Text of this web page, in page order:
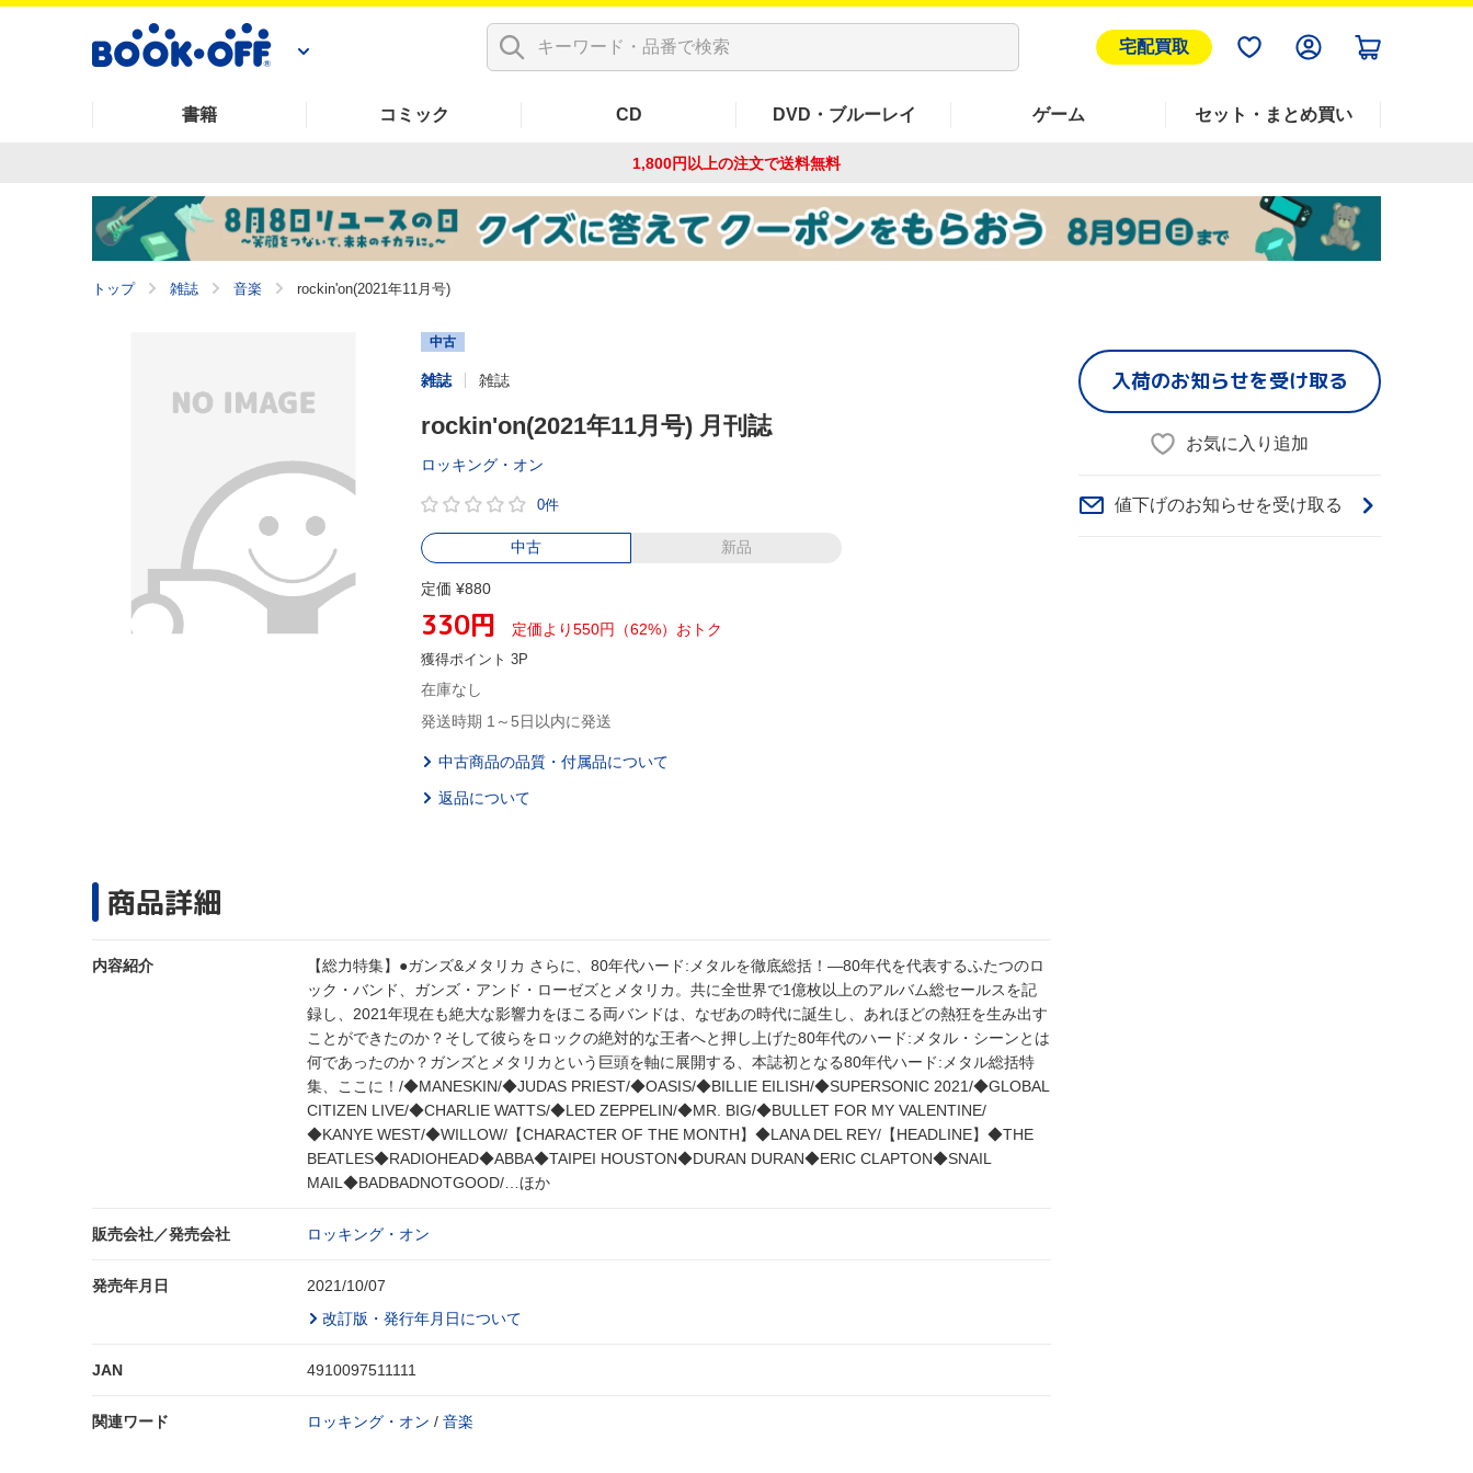
宅配買取
書籍 コミック CD DVD・ブルーレイ ゲーム セット・まとめ買い
1,800円以上の注文で送料無料
トップ 雑誌 音楽 rockin'on(2021年11月号)
中古
雑誌 雑誌
rockin'on(2021年11月号) 月刊誌
ロッキング・オン
0件
中古 新品
定価 ¥880
330円 定価より550円（62%）おトク
獲得ポイント 3P
在庫なし
発送時期 1～5日以内に発送
中古商品の品質・付属品について
返品について
商品詳細
内容紹介
【総力特集】●ガンズ&メタリカ さらに、80年代ハード:メタルを徹底総括！―80年代を代表するふたつのロ
ック・バンド、ガンズ・アンド・ローゼズとメタリカ。共に全世界で1億枚以上のアルバム総セールスを記
録し、2021年現在も絶大な影響力をほこる両バンドは、なぜあの時代に誕生し、あれほどの熱狂を生み出す
ことができたのか？そして彼らをロックの絶対的な王者へと押し上げた80年代のハード:メタル・シーンとは
何であったのか？ガンズとメタリカという巨頭を軸に展開する、本誌初となる80年代ハード:メタル総括特
集、ここに！/◆MANESKIN/◆JUDAS PRIEST/◆OASIS/◆BILLIE EILISH/◆SUPERSONIC 2021/◆GLOBAL
CITIZEN LIVE/◆CHARLIE WATTS/◆LED ZEPPELIN/◆MR. BIG/◆BULLET FOR MY VALENTINE/
◆KANYE WEST/◆WILLOW/【CHARACTER OF THE MONTH】◆LANA DEL REY/【HEADLINE】◆THE
BEATLES◆RADIOHEAD◆ABBA◆TAIPEI HOUSTON◆DURAN DURAN◆ERIC CLAPTON◆SNAIL
MAIL◆BADBADNOTGOOD/…ほか
販売会社／発売会社 ロッキング・オン
発売年月日
2021/10/07
改訂版・発行年月日について
JAN 4910097511111
関連ワード ロッキング・オン / 音楽
入荷のお知らせを受け取る
お気に入り追加
値下げのお知らせを受け取る